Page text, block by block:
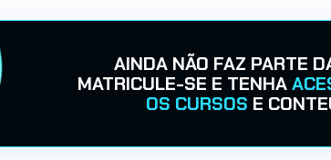
AINDA NÃO FAZ PARTE
MATRICULE-SE E TENHA
OS CURSOS E